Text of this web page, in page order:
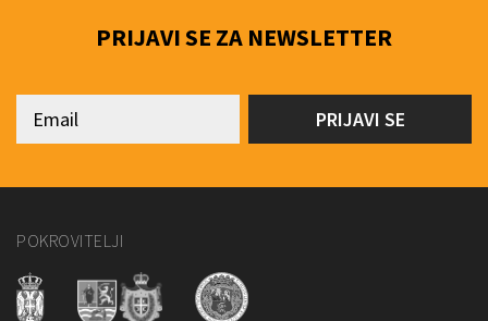
PRIJAVI SE ZA NEWSLETTER
POKROVITELJI